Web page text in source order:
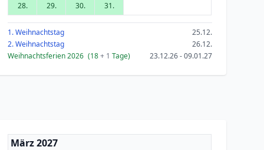
28.
29. 30. 31.
1. Weihnachtstag
25.12.
2. Weihnachtstag
26.12.
Weihnachtsferien 2026 (18+ 1 Tage) 23.12.26 - 09.01.27
März 2027